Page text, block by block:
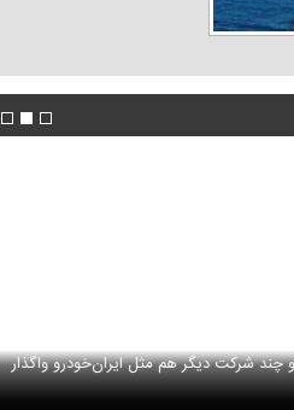
چند شرکت دیگر هم مثل ایران‌خودرو واگذار
نوه ناصرالدین شاه در لباس دامادی